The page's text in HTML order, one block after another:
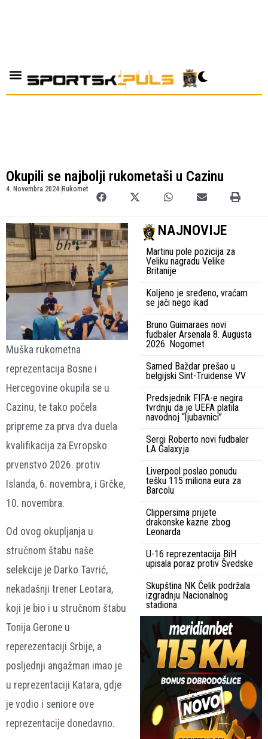
Okupili se najbolji rukometaši u Cazinu
4. Novembra 2024. Rukomet
Muška rukometna
reprezentacija Bosne i
Hercegovine okupila se u
Cazinu, te tako počela
pripreme za prva dva duela
kvalifikacija za Evropsko
prvenstvo 2026. protiv
Islanda, 6. novembra, i Grčke,
10. novembra.
Od ovog okupljanja u
stručnom štabu naše
selekcije je Darko Tavrić,
nekadašnji trener Leotara,
koji je bio i u stručnom štabu
Tonija Gerone u
reperezentaciji Srbije, a
posljednji angažman imao je
u reprezentaciji Katara, gdje
je vodio i seniore ove
reprezentacije donedavno.
NAJNOVIJE
Martinu pole pozicija za
Veliku nagradu Velike
Britanije
Koljeno je sređeno, vraćam
se jači nego ikad
Bruno Guimaraes novi
fudbaler Arsenala 8. Augusta
2026. Nogomet
Samed Baždar prešao u
belgijski Sint-Truidense VV
Predsjednik FIFA-e negira
tvrdnju da je UEFA platila
navodnoj “ljubavnici”
Sergi Roberto novi fudbaler
LA Galaxyja
Liverpool poslao ponudu
tešku 115 miliona eura za
Barcolu
Clippersima prijete
drakonske kazne zbog
Leonarda
U-16 reprezentacija BiH
upisala poraz protiv Švedske
Skupština NK Čelik podržala
izgradnju Nacionalnog
stadiona